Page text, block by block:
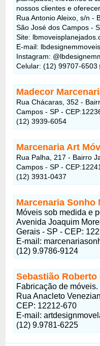
nossos clientes e
Rua Antonio Aleixo, s/n -
São José dos Campos -
Site:
E-mail:
Instagram:
Celular: (12) 99707-6503
Madecor
Rua Chácaras, 352 -
Campos - SP -
(12) 3939-6054
Marcenaria Art
Rua Palha, 217 - Bairro
Campos - SP -
(12) 3931-0437
Marcenaria Sonho
Móveis sob medida e
Avenida Joaquim
Gerais - SP - CEP:
E-mail:
(12) 9.9786-9124
Sebastião Roberto
Fabricação de móveis.
Rua Anacleto
CEP: 12212-670
E-mail:
(12) 9.9781-6225